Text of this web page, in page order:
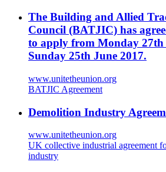
The Building and Allied
Council (BATJIC) has
to apply from Monday 27th
Sunday 25th June 2017.
www.unitetheunion.org
BATJIC Agreement
Demolition Industry
www.unitetheunion.org
UK collective industrial agreement
industry